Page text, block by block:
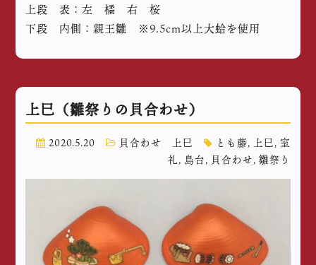
上段 表：左 橘 右 桜
下段 内側：親王雛 ※9.5cm以上大蛤を使用
上巳（雛祭りの貝合わせ）
2020.5.20 貝合わせ 上巳 とも藤, 上巳, 室
礼, 島台, 貝合わせ, 雛祭り